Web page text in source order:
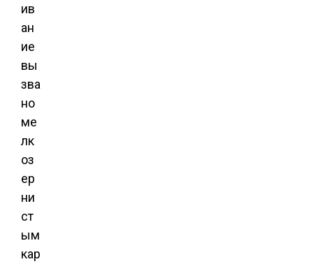
ив
ан
ие
вы
зва
но
ме
лк
оз
ер
ни
ст
ым
кар